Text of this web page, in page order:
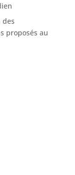
des
proposés au